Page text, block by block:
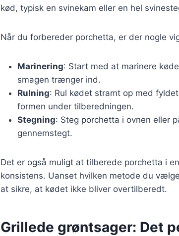
kød, typisk en svinekam eller en hel
Når du forbereder porchetta, er der nogle
Marinering: Start med at marinere
smagen trænger ind.
Rulning: Rul kødet stramt op med
formen under tilberedningen.
Stegning: Steg porchetta i ovnen eller
gennemstegt.
Det er også muligt at tilberede porchetta i
konsistens. Uanset hvilken metode du
at sikre, at kødet ikke bliver overtilberedt.
Grillede grøntsager: Det